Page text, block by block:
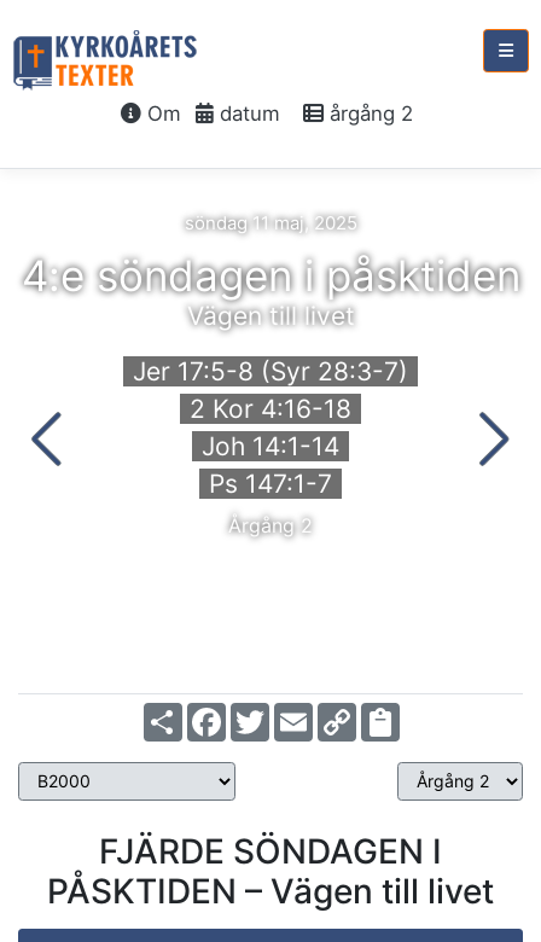
Om datum årgång 2
söndag 11 maj, 2025
4:e söndagen i påsktiden
Vägen till livet
Jer 17:5-8 (Syr 28:3-7)
2 Kor 4:16-18
Joh 14:1-14
Ps 147:1-7
Årgång 2
ShareFacebook
TwitterEmailCopy
Link
FJÄRDE SÖNDAGEN I
PÅSKTIDEN – Vägen till livet